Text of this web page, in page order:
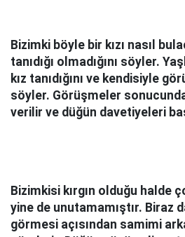
Bizimki böyle bir kızı nasıl
tanıdığı olmadığını söyler.
kız tanıdığını ve kendisiyle
söyler. Görüşmeler
verilir ve düğün davetiyeleri
Bizimkisi kırgın olduğu halde
yine de unutamamıştır. Biraz
görmesi açısından samimi